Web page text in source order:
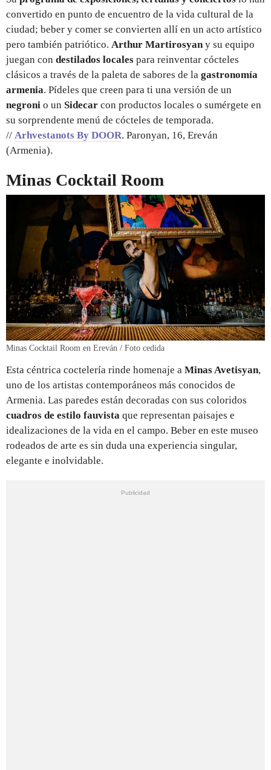
convertido en punto de encuentro de la vida cultural de la
ciudad; beber y comer se convierten allí en un acto artístico
pero también patriótico. Arthur Martirosyany su equipo
juegan con destilados locales para reinventar cócteles
clásicos a través de la paleta de sabores de la gastronomía
armenia. Pídeles que creen para ti una versión de un
negroni o un Sidecar con productos locales o sumérgete en
su sorprendente menú de cócteles de temporada.
// Arhvestanots By DOOR. Paronyan, 16, Ereván
(Armenia).
Minas Cocktail Room
Minas Cocktail Room en Ereván / Foto cedida
Esta céntrica coctelería rinde homenaje a Minas Avetisyan,
uno de los artistas contemporáneos más conocidos de
Armenia. Las paredes están decoradas con sus coloridos
cuadros de estilo fauvista que representan paisajes e
idealizaciones de la vida en el campo. Beber en este museo
rodeados de arte es sin duda una experiencia singular,
elegante e inolvidable.